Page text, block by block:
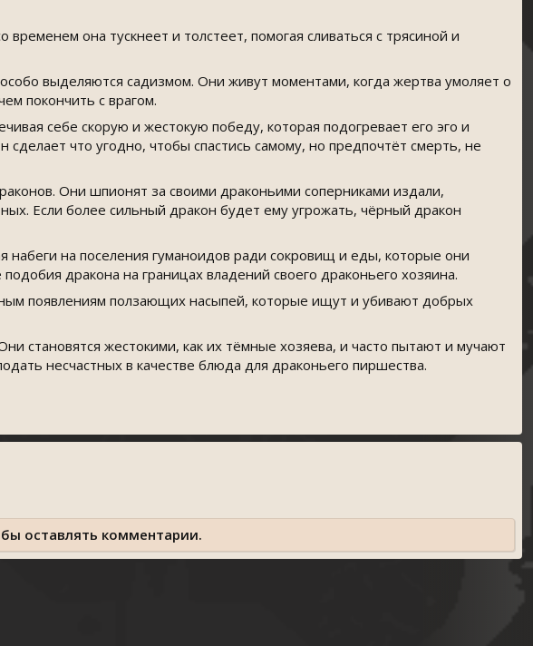
она тускнеет и толстеет, помогая сливаться с трясиной и
выделяются садизмом. Они живут моментами, когда жертва умоляет о
покончить с врагом.
себе скорую и жестокую победу, которая подогревает его эго и
что угодно, чтобы спастись самому, но предпочтёт смерть, не
Они шпионят за своими драконьими соперниками издали,
Если более сильный дракон будет ему угрожать, чёрный дракон
на поселения гуманоидов ради сокровищ и еды, которые они
дракона на границах владений своего драконьего хозяина.
появлениям ползающих насыпей, которые ищут и убивают добрых
становятся жестокими, как их тёмные хозяева, и часто пытают и мучают
несчастных в качестве блюда для драконьего пиршества.
оставлять комментарии.